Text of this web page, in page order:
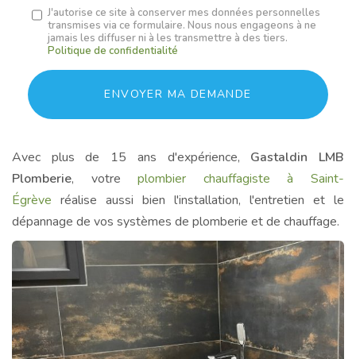
Message
J'autorise ce site à conserver mes données personnelles
transmises via ce formulaire. Nous nous engageons à ne
jamais les diffuser ni à les transmettre à des tiers.
Politique de confidentialité
Acceptation
RGPD
ENVOYER MA DEMANDE
Avec plus de 15 ans d'expérience, Gastaldin LMB
Plomberie, votreplombier chauffagiste à Saint-
Égrève réalise aussi bien l'installation, l'entretien et le
dépannage de vos systèmes de plomberie et de chauffage.